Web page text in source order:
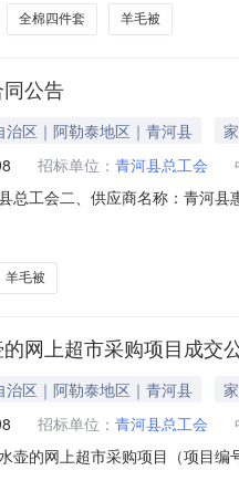
全棉四件套 羊毛被
公告
治区｜阿勒泰地区｜青河县
招标单位： 青河县总工会
总工会二、供应商名称：青河
家用风扇落地扇美的/
羊毛被
网上超市采购项目成交
治区｜阿勒泰地区｜青河县
招标单位： 青河县总工会
壶的网上超市采购项目（项目